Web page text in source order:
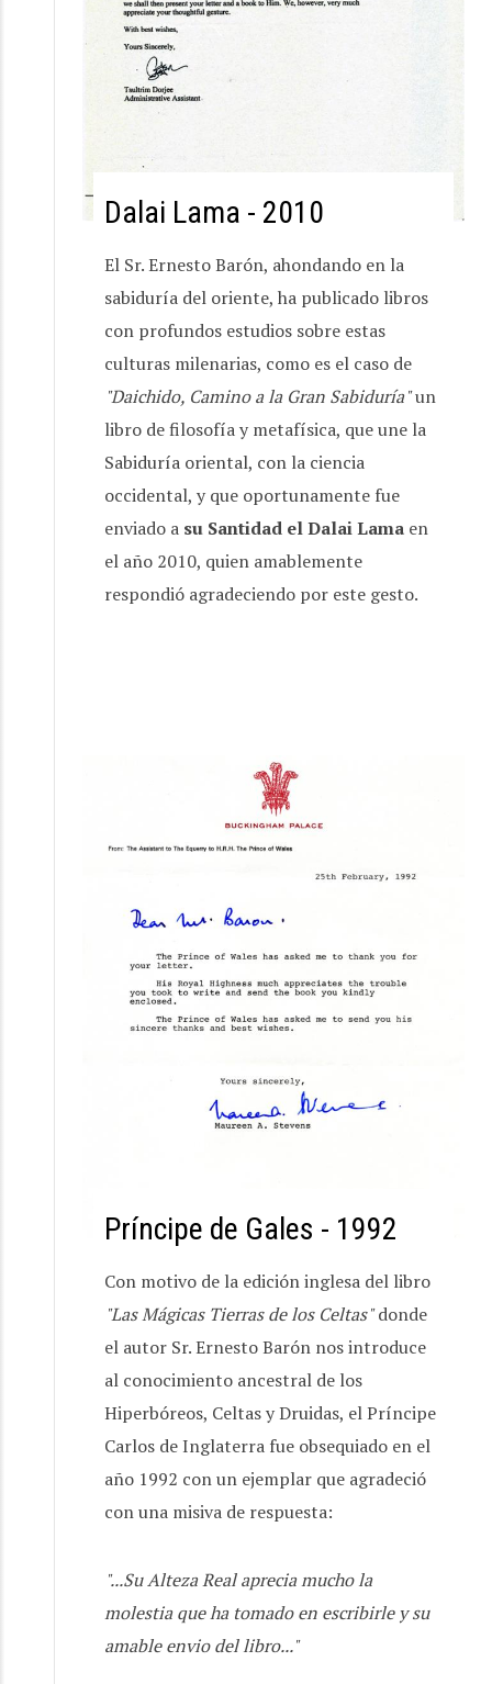
Dalai Lama - 2010
El Sr. Ernesto Barón, ahondando en la
sabiduría del oriente, ha publicado libros
con profundos estudios sobre estas
culturas milenarias, como es el caso de
"Daichido, Camino a la Gran Sabiduría"un
libro de filosofía y metafísica, que une la
Sabiduría oriental, con la ciencia
occidental, y que oportunamente fue
enviado a su Santidad el Dalai Lama en
el año 2010, quien amablemente
respondió agradeciendo por este gesto.
Príncipe de Gales - 1992
Con motivo de la edición inglesa del libro
"Las Mágicas Tierras de los Celtas"donde
el autor Sr. Ernesto Barón nos introduce
al conocimiento ancestral de los
Hiperbóreos, Celtas y Druidas, el Príncipe
Carlos de Inglaterra fue obsequiado en el
año 1992 con un ejemplar que agradeció
con una misiva de respuesta:
"...Su Alteza Real aprecia mucho la
molestia que ha tomado en escribirle y su
amable envio del libro..."